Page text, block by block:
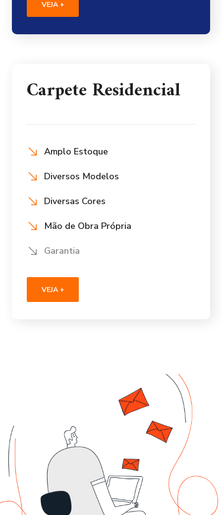
VEJA +
Carpete Residencial
Amplo Estoque
Diversos Modelos
Diversas Cores
Mão de Obra Própria
Garantia
VEJA +